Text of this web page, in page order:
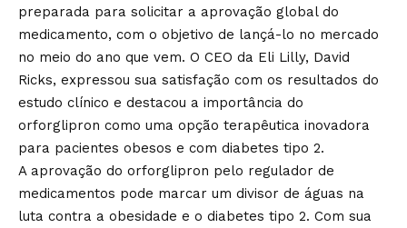
preparada para solicitar a aprovação global do
medicamento, com o objetivo de lançá-lo no mercado
no meio do ano que vem. O CEO da Eli Lilly, David
Ricks, expressou sua satisfação com os resultados do
estudo clínico e destacou a importância do
orforglipron como uma opção terapêutica inovadora
para pacientes obesos e com diabetes tipo 2.
A aprovação do orforglipron pelo regulador de
medicamentos pode marcar um divisor de águas na
luta contra a obesidade e o diabetes tipo 2. Com sua